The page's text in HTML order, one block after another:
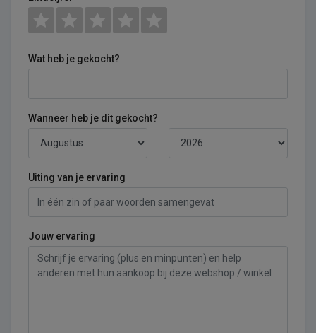
Wat heb je gekocht?
Wanneer heb je dit gekocht?
Uiting van je ervaring
Jouw ervaring